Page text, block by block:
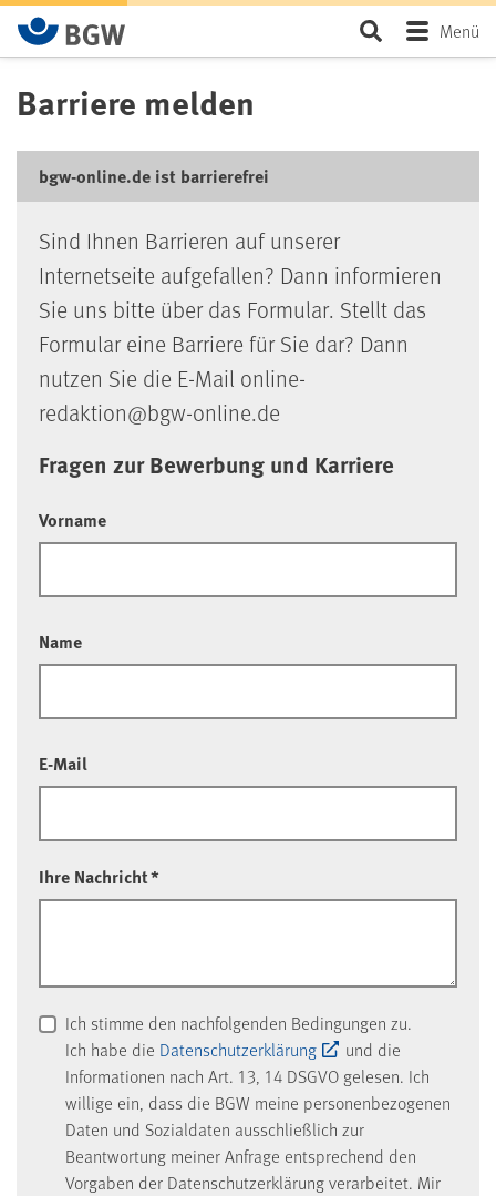
Zum Hauptinhalt springen SeiteMenü
Barriere melden
bgw-online.de ist barrierefrei
Sind Ihnen Barrieren auf unserer
Internetseite aufgefallen? Dann informieren
Sie uns bitte über das Formular. Stellt das
Formular eine Barriere für Sie dar? Dann
nutzen Sie die E-Mail online-
redaktion@bgw-online.de
Fragen zur Bewerbung und Karriere
Vorname
Name
E-Mail
Ihre Nachricht*
Ich stimme den nachfolgenden Bedingungen zu.
Ich habe die Datenschutzerklärung
und die
Informationen nach Art. 13, 14 DSGVO gelesen. Ich
willige ein, dass die BGW meine personenbezogenen
Daten und Sozialdaten ausschließlich zur
Beantwortung meiner Anfrage entsprechend den
Vorgaben der Datenschutzerklärung verarbeitet. Mir